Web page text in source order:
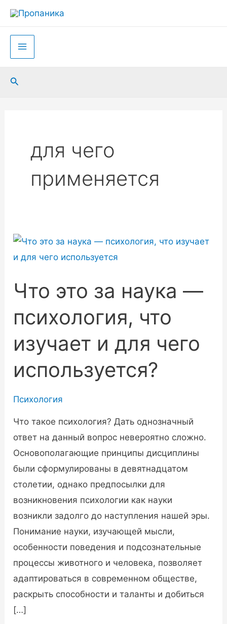
Перейти
содержимому
Main
Menu
Поиск
для чего
применяется
Что это за наука —
психология, что
изучает и для чего
используется?
Психология
Что такое психология? Дать однозначный
ответ на данный вопрос невероятно сложно.
Основополагающие принципы дисциплины
были сформулированы в девятнадцатом
столетии, однако предпосылки для
возникновения психологии как науки
возникли задолго до наступления нашей эры.
Понимание науки, изучающей мысли,
особенности поведения и подсознательные
процессы животного и человека, позволяет
адаптироваться в современном обществе,
раскрыть способности и таланты и добиться
[…]